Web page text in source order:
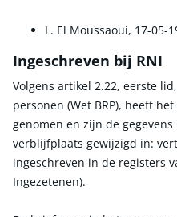
L. El Moussaoui, 17-05-
Ingeschreven bij RNI
Volgens artikel 2.22, eerste
personen (Wet BRP), heeft
genomen en zijn de
verblijfplaats gewijzigd in:
ingeschreven in de registers
Ingezetenen).